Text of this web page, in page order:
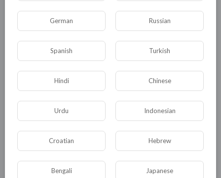
uzel.ru/blogs/929/posts/21594
• 0 Комментарии
Опубликовать
German Russian
Spanish Turkish
Hindi Chinese
Urdu Indonesian
Croatian Hebrew
Bengali Japanese